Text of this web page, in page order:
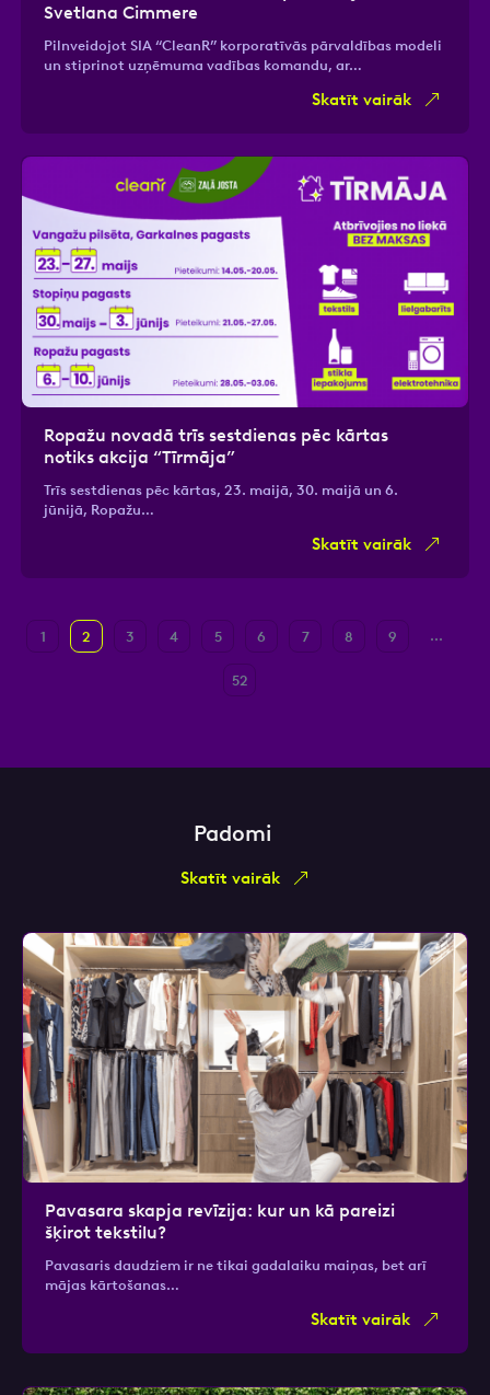
Svetlana Cimmere
Pilnveidojot SIA “CleanR” korporatīvās pārvaldības modeli
un stiprinot uzņēmuma vadības komandu, ar…
Skatīt vairāk
Ropažu novadā trīs sestdienas pēc kārtas
notiks akcija “Tīrmāja”
Trīs sestdienas pēc kārtas, 23. maijā, 30. maijā un 6.
jūnijā, Ropažu…
Skatīt vairāk
1 2 3 4 5 6 7 8 9 ...
52
Padomi
Skatīt vairāk
Pavasara skapja revīzija: kur un kā pareizi
šķirot tekstilu?
Pavasaris daudziem ir ne tikai gadalaiku maiņas, bet arī
mājas kārtošanas…
Skatīt vairāk